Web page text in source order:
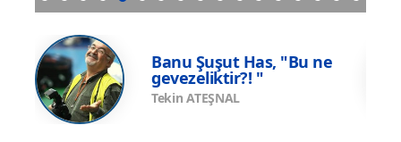
Galatasaray Efe Mandıracı transferini resmi
Banu Şuşut Has, "Bu ne
gevezeliktir?! "
Tekin ATEŞNAL